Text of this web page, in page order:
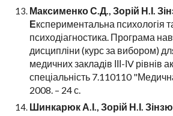
Максименко С.Д., Зорій Н.І.
Експериментальна психологія
психодіагностика. Програма
дисципліни (курс за вибором)
медичних закладів ІІІ-ІV рівнів
спеціальність 7.110110
2008. – 24 с.
Шинкарюк А.І., Зорій Н.І.